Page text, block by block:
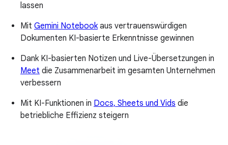
lassen
Mit Gemini Notebookaus vertrauenswürdigen
Dokumenten KI-basierte Erkenntnisse gewinnen
Dank KI-basierten Notizen und Live-Übersetzungen in
Meet die Zusammenarbeit im gesamten Unternehmen
verbessern
Mit KI-Funktionen in Docs, Sheets und Vids die
betriebliche Effizienz steigern